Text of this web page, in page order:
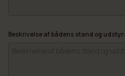
Beskrivelse af bådens stand og udstyr: